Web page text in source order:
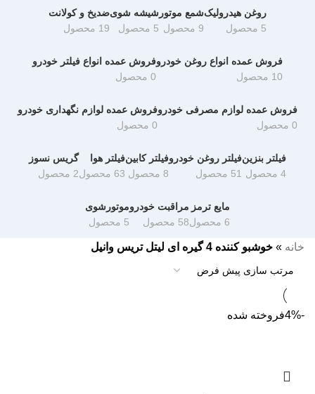
روغن هیدرولیک
5 محصول
شمع موتور
9 محصول
شیشه شوی
5 محصول
ضدیخ و کولانت
19 محصول
فروش عمده انواع روغن خودرو
10 محصول
فروش عمده انواع فیلتر خودرو
0 محصول
فروش عمده لوازم مصرفی خودرو
0 محصول
فروش عمده لوازم نگهداری خودرو
0 محصول
فیلتر بنزین
4 محصول
فیلتر روغن خودرو
51 محصول
فیلتر کابین
8 محصول
فیلتر هوا
63 محصول
گریس نسوز
2 محصول
مایع ترمز
6 محصول
مراقبت خودرو
58 محصول
موتورشوی
5 محصول
خانه » خوشبو کننده 4 گیره ای لیتل تریس وانیل
-4% فروخته شده